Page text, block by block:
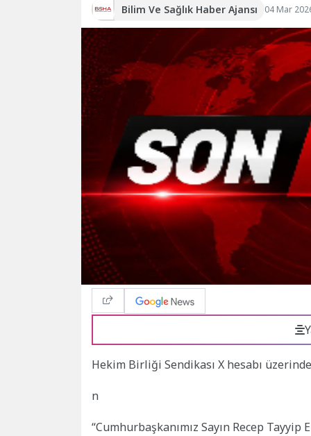
Bilim Ve Sağlık Haber Ajansı 04 Mar
Hekim Birliği Sendikası X hesabı
n
“Cumhurbaşkanımız Sayın Recep Tayyip